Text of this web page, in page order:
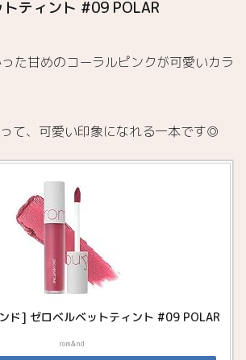
ティント #09 POLAR
た甘めのコーラルピンクが可愛いカラ
て、可愛い印象になれる一本です◎
ド] ゼロベルベットティント #09 POLAR
rom&nd